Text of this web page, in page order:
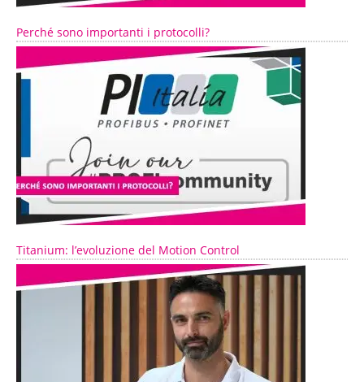
Perché sono importanti i protocolli?
Titanium: l’evoluzione del Motion Control